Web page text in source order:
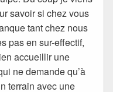
savoir si chez vous
tant chez nous
pas en sur-effectif,
accueillir une
ne demande qu’à
terrain avec une